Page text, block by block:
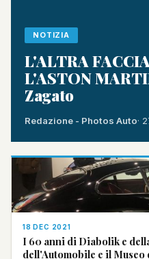
NOTIZIA
L'ALTRA
L'ASTON
Zagato
Redazione - Photos Auto·
18 DEC 2021
I 60 anni di Diabolik e
dell'Automobile e il